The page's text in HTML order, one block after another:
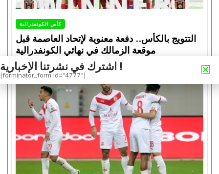
كأس الكونفدرالية
التتويج بالكأس.. دفعة معنوية لإتحاد العاصمة قبل
موقعة الزمالك في نهائي الكونفدرالية
Avril 30, 2026 اشترك في نشرتنا الإخبارية !
[forminator_form id="4777"]